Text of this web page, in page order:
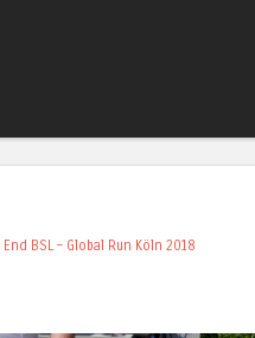
End BSL – Global Run Köln 2018